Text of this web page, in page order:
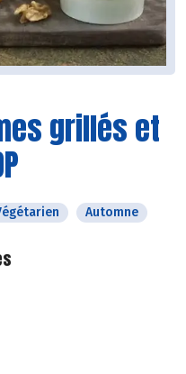
grillés et
Automne